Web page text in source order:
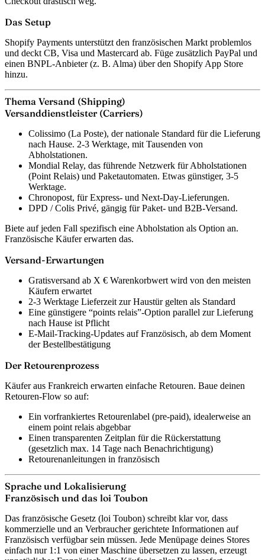
Das Setup
Shopify Payments unterstützt den französischen Markt problemlos
und deckt CB, Visa und Mastercard ab. Füge zusätzlich PayPal und
einen BNPL-Anbieter (z. B. Alma) über den Shopify App Store
hinzu.
Thema Versand (Shipping)
Versanddienstleister (Carriers)
Colissimo (La Poste), der nationale Standard für die Lieferung
nach Hause. 2-3 Werktage, mit Tausenden von
Abholstationen.
Mondial Relay, das führende Netzwerk für Abholstationen
(Point Relais) und Paketautomaten. Etwas günstiger, 3-5
Werktage.
Chronopost, für Express- und Next-Day-Lieferungen.
DPD / Colis Privé, gängig für Paket- und B2B-Versand.
Biete auf jeden Fall spezifisch eine Abholstation als Option an.
Französische Käufer erwarten das.
Versand-Erwartungen
Gratisversand ab X € Warenkorbwert wird von den meisten
Käufern erwartet
2-3 Werktage Lieferzeit zur Haustür gelten als Standard
Eine günstigere “points relais”-Option parallel zur Lieferung
nach Hause ist Pflicht
E-Mail-Tracking-Updates auf Französisch, ab dem Moment
der Bestellbestätigung
Der Retourenprozess
Käufer aus Frankreich erwarten einfache Retouren. Baue deinen
Retouren-Flow so auf:
Ein vorfrankiertes Retourenlabel (pre-paid), idealerweise an
einem point relais abgebbar
Einen transparenten Zeitplan für die Rückerstattung
(gesetzlich max. 14 Tage nach Benachrichtigung)
Retourenanleitungen in französisch
Sprache und Lokalisierung
Französisch und das loi Toubon
Das französische Gesetz (loi Toubon) schreibt klar vor, dass
kommerzielle und an Verbraucher gerichtete Informationen auf
Französisch verfügbar sein müssen. Jede Menüpage deines Stores
einfach nur 1:1 von einer Maschine übersetzen zu lassen, erzeugt